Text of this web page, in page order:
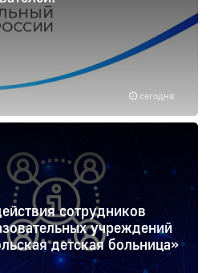
сегодня
сотрудников
учреждений
детская больница»